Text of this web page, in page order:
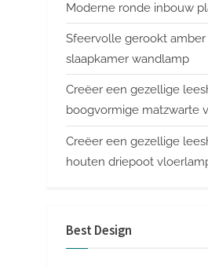
Moderne ronde inbouw
Sfeervolle gerookt amber
slaapkamer wandlamp
Creëer een gezellige
boogvormige matzwarte
Creëer een gezellige
houten driepoot
Best Design